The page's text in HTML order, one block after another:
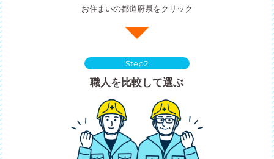
お住まいの都道府県をクリック
Step2
職人を比較して選ぶ